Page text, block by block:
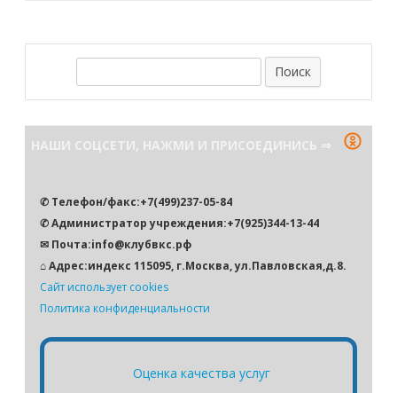
НАШИ СОЦСЕТИ, НАЖМИ И ПРИСОЕДИНИСЬ ⇒
✆ Телефон/факс:+7(499)237-05-84
✆ Администратор учреждения:+7(925)344-13-44
✉ Почта:info@клубвкс.рф
⌂ Адрес:индекс 115095, г.Москва, ул.Павловская,д.8.
Сайт использует cookies
Политика конфиденциальности
Оценка качества услуг